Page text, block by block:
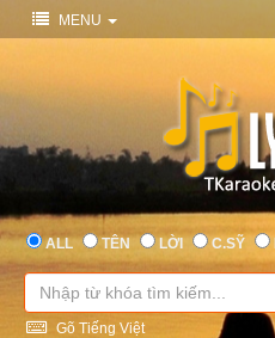
MENU
ALL TÊN LỜI C.SỸ
Gõ Tiếng Việt